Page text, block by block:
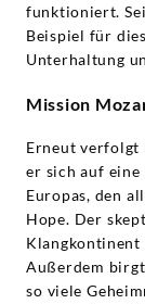
funktioniert.
Beispiel für
Unterhaltung
Mission
Erneut verfolgt
er sich auf eine
Europas, den
Hope. Der
Klangkontinent
Außerdem
so viele